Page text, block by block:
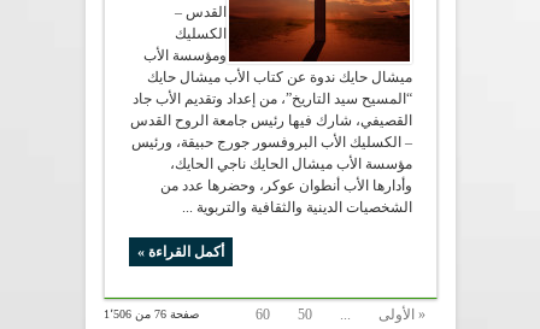
القدس –
الكسليك
ومؤسسة الأب
ميشال حايك ندوة عن كتاب الأب ميشال حايك
“المسيح سيد التاريخ”، من إعداد وتقديم الأب جاد
القصيفي، شارك فيها رئيس جامعة الروح القدس
– الكسليك الأب البروفسور جورج حبيقة، ورئيس
مؤسسة الأب ميشال الحايك ناجي الحايك،
وأدارها الأب أنطوان عوكر، وحضرها عدد من
الشخصيات الدينية والثقافية والتربوية ...
أكمل القراءة »
صفحة 76 من 1٬506 « الأولى ...
50
60